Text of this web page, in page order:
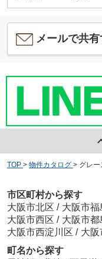
メールで共有
TOP > 物件カタログ > グレー
市区町村から探す
大阪市北区 / 大阪市福
大阪市西区 / 大阪市都
大阪市西淀川区 / 大阪
町名から探す